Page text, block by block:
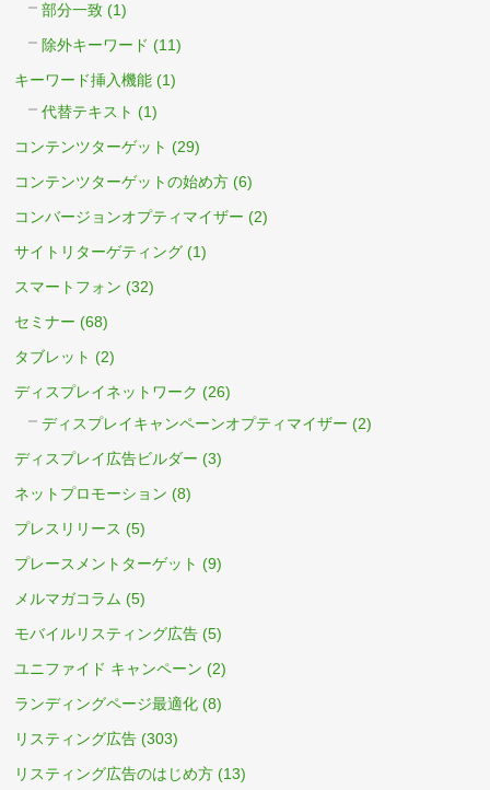
部分一致 (1)
除外キーワード (11)
キーワード挿入機能 (1)
代替テキスト (1)
コンテンツターゲット (29)
コンテンツターゲットの始め方 (6)
コンバージョンオプティマイザー (2)
サイトリターゲティング (1)
スマートフォン (32)
セミナー (68)
タブレット (2)
ディスプレイネットワーク (26)
ディスプレイキャンペーンオプティマイザー (2)
ディスプレイ広告ビルダー (3)
ネットプロモーション (8)
プレスリリース (5)
プレースメントターゲット (9)
メルマガコラム (5)
モバイルリスティング広告 (5)
ユニファイド キャンペーン (2)
ランディングページ最適化 (8)
リスティング広告 (303)
リスティング広告のはじめ方 (13)